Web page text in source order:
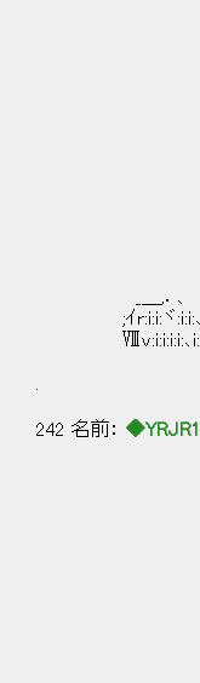
i|i :. | / .
八､ヽ
i｀Yﾊ
| !iｒ
i| ｨ'
jﾚ' /
/ , ′
/i`く ,ｲ
,:'i,.:′'7丶
,:'ｉ
,:'／
,〃////////
／
_＿,．、
;ｲr:i:i:
Ⅷv:i:i:i:i:
242 名前：
│